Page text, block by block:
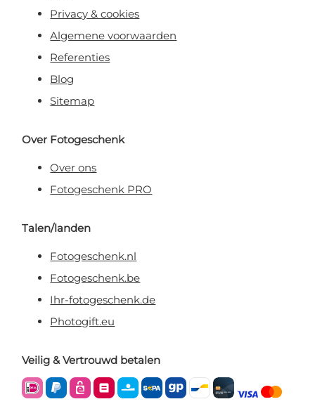
Privacy & cookies
Algemene voorwaarden
Referenties
Blog
Sitemap
Over Fotogeschenk
Over ons
Fotogeschenk PRO
Talen/landen
Fotogeschenk.nl
Fotogeschenk.be
Ihr-fotogeschenk.de
Photogift.eu
Veilig & Vertrouwd betalen